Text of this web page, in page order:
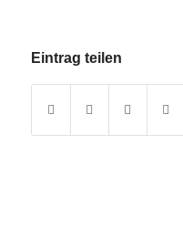
Eintrag teilen